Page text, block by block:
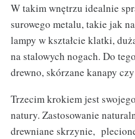
W takim wnętrzu idealnie
surowego metalu, takie jak
lampy w kształcie klatki,
na stalowych nogach. Do
drewno, skórzane kanapy czy
Trzecim krokiem jest
natury. Zastosowanie
drewniane skrzynie,